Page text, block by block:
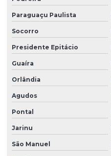
Paraguaçu Paulista
Socorro
Presidente Epitácio
Guaíra
Orlândia
Agudos
Pontal
Jarinu
São Manuel